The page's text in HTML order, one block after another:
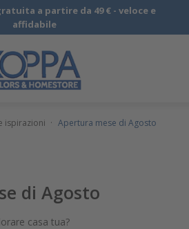
a partire da 49 € - veloce e
affidabile
ispirazioni · Apertura mese di Agosto
di Agosto
casa tua?